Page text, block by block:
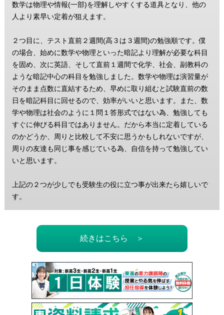
数学は物理や情報(一部)を理解しやすくする道具となり、他の
人より素早い定着が狙えます。
２つ目に、テスト直前２週間(高３は３週間)の勉強順です。僕
の場合、始めに数学や物理といった暗記より理解が必要な科目
を固め、次に英語、そして直前１週間で化学、社会、副教科の
ような暗記中心の科目を勉強しました。数学や物理は演習量が
そのまま点数に直結するため、早めに取り組むと試験直前の数
日を暗記科目に回せるので、効率がいいと思います。また、数
学や物理は社会のように１問１答形式ではない為、勉強しても
すぐに伸びる科目ではありません。だから本当に定着している
のかどうか、周りと比較して不安に思うかもしれないですが、
周りの友達も同じ事を感じている為、自信を持って勉強してい
いと思います。
上記の２つが少しでも受験生の役に立つ事が出来たら嬉しいで
す。
続きはこちら ＞